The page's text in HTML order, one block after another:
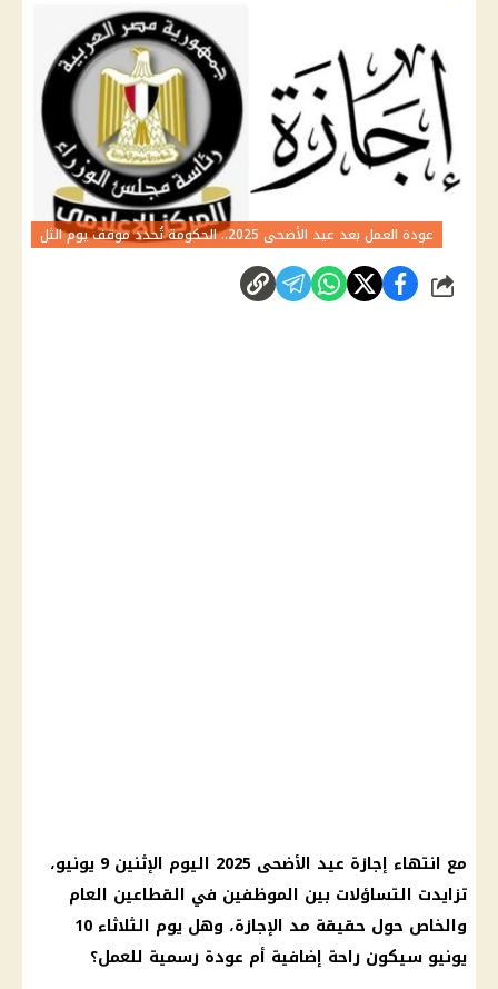
عودة العمل بعد عيد الأضحى 2025.. الحكومة تُحدد موقف يوم الثل
شارك
مع انتهاء إجازة عيد الأضحى 2025 اليوم
الإثنين 9 يونيو،
تزايدت التساؤلات بين الموظفين في القطاعين العام
والخاص حول حقيقة مد الإجازة، وهل يوم
الثلاثاء 10
يونيو سيكون راحة إضافية أم عودة رسمية للعمل؟